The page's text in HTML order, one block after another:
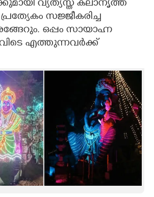
വ്യത്യസ്ത കലാനൃത്ത
സ‌ജ്ജീകരിച്ച
ഒപ്പം സായാഹ്ന
എത്തുന്നവർക്ക്